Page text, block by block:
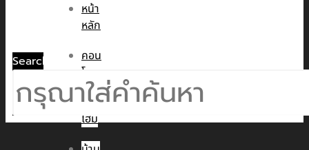
หน้า
หลัก
คอน
โด
ทาวน์
โฮม
Search